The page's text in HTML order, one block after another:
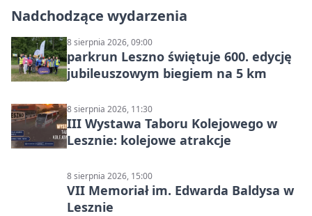
Nadchodzące wydarzenia
8 sierpnia 2026, 09:00
parkrun Leszno świętuje 600. edycję
jubileuszowym biegiem na 5 km
8 sierpnia 2026, 11:30
III Wystawa Taboru Kolejowego w
Lesznie: kolejowe atrakcje
8 sierpnia 2026, 15:00
VII Memoriał im. Edwarda Baldysa w
Lesznie